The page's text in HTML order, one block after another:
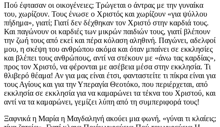
Πού έφτασαν οι οικογένειες; Τρώγεται ο άντρας με την γυναίκα
του, χωρίζουν. Τους ένωσε ο Χριστός και χωρίζουν «για ψύλλου
πήδημα», γιατί; Γιατί δεν δέχθηκαν τον Χριστό στην καρδιά τους.
Και παγώνουν οι καρδιές των μικρών παιδιών τους, γιατί βλέπουν
την ζωή τους από εκεί και πέρα κόλαση αληθινή. Παγώνει, αδελφοί
μου, η σκέψη του ανθρώπου ακόμα και όταν μπαίνει σε εκκλησίες
και βλέπει τους ανθρώπους, αντί να στέκουν με «άνω τας καρδίας»,
προς τον Χριστό, να φέρονται με ασέβεια μέσα στην εκκλησία. Τι
θλιβερό θέαμα! Αν για μας είναι έτσι, φανταστείτε τι πίκρα είναι για
τους Αγίους και για την Υπεραγία Θεοτόκο, που περιέρχεται, από
εκκλησία σε εκκλησία για να καμαρώνει τα τέκνα του Χριστού, και
αντί να τα καμαρώνει, γεμίζει λύπη από τη συμπεριφορά τους!
Ξαφνικά η Μαρία η Μαγδαληνή ακούει μια φωνή, «γύναι τι κλαίεις;